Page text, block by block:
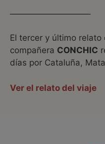
El tercer y último
compañera CONCHIC
días por Cataluña,
Ver el relato del viaje